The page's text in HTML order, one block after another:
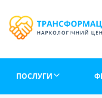
ПОСЛУГИ